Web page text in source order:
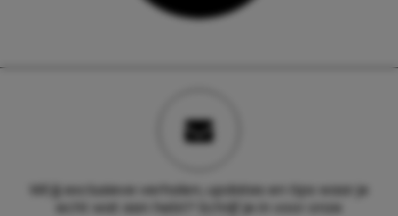
Wil jij exclusieve verhalen, updates en tips waar je
echt wat aan hebt? Schrijf je in voor onze